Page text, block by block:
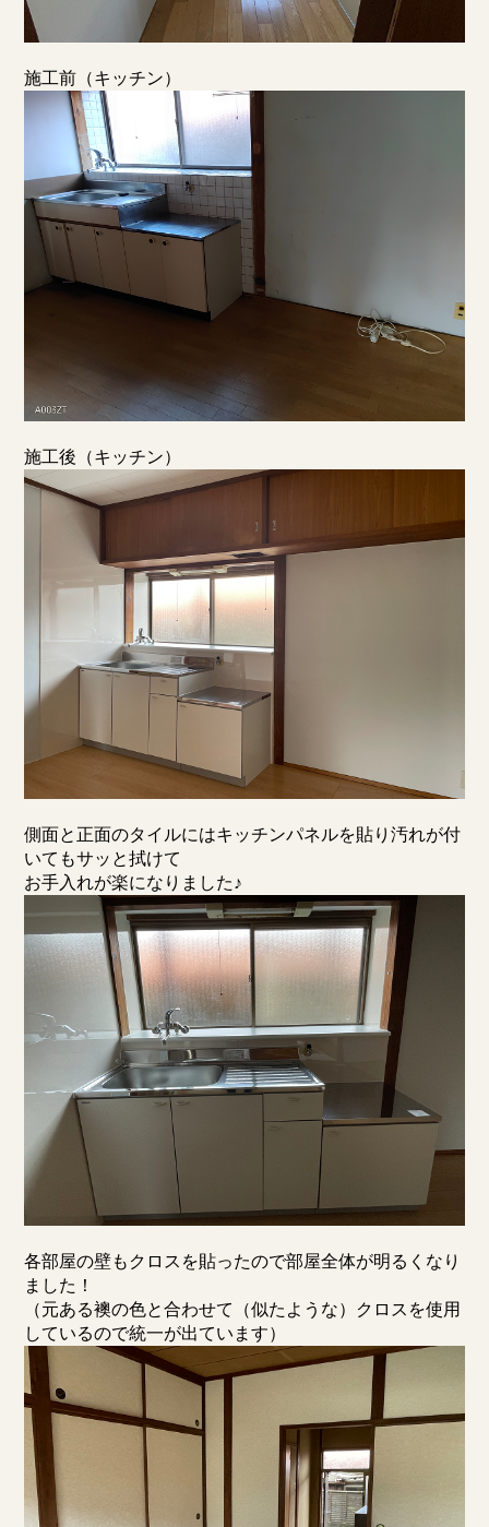
施工前（キッチン）
施工後（キッチン）
側面と正面のタイルにはキッチンパネルを貼り汚れが付
いてもサッと拭けて
お手入れが楽になりました♪
各部屋の壁もクロスを貼ったので部屋全体が明るくなり
ました！
（元ある襖の色と合わせて（似たような）クロスを使用
しているので統一が出ています）